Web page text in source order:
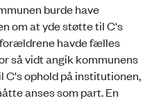
burde have
om at yde støtte til C's
havde fælles
så vidt angik kommunens
C's ophold på institutionen,
anses som part. En